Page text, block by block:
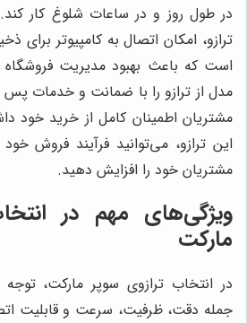
در طول روز و در ساعات شلوغ کار
ترازو، امکان اتصال به کامپیوتر برای
است که باعث بهبود مدیریت
مدل از ترازو را با ضمانت و خدمات پس
مشتریان اطمینان کامل از خرید خود
این ترازو، می‌توانید فرآیند فروش
مشتریان خود را افزایش دهید.
ویژگی‌های مهم در
مارکت
در انتخاب ترازوی سوپر مارکت،
جمله دقت، ظرفیت، سرعت و قابلیت